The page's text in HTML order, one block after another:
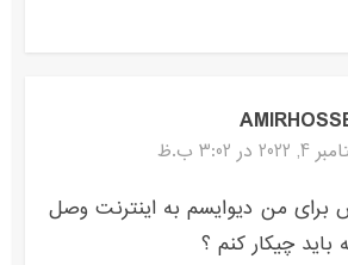
در 3:02 ب.ظ
برای من دیوایسم به اینترنت وصل